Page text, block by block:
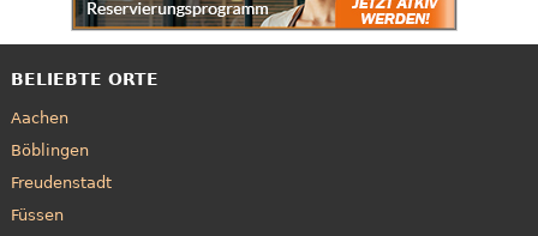
BELIEBTE ORTE
Aachen
Böblingen
Freudenstadt
Füssen